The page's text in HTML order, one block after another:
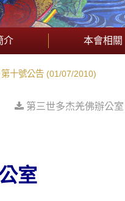
介 本會相關
十號公告 (01/07/2010)
第三世多杰羌佛辦公
室